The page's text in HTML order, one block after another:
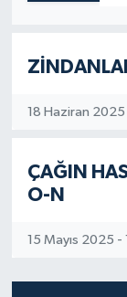
18 Haziran 2025
ÇAĞIN
O-N
15 Mayıs 2025 -